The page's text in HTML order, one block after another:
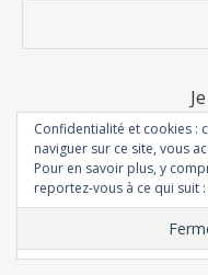
© 2018 - Rêves de
Confidentialité et cookies :
naviguer sur ce site, vous
Pour en savoir plus, y
reportez-vous à ce qui suit :